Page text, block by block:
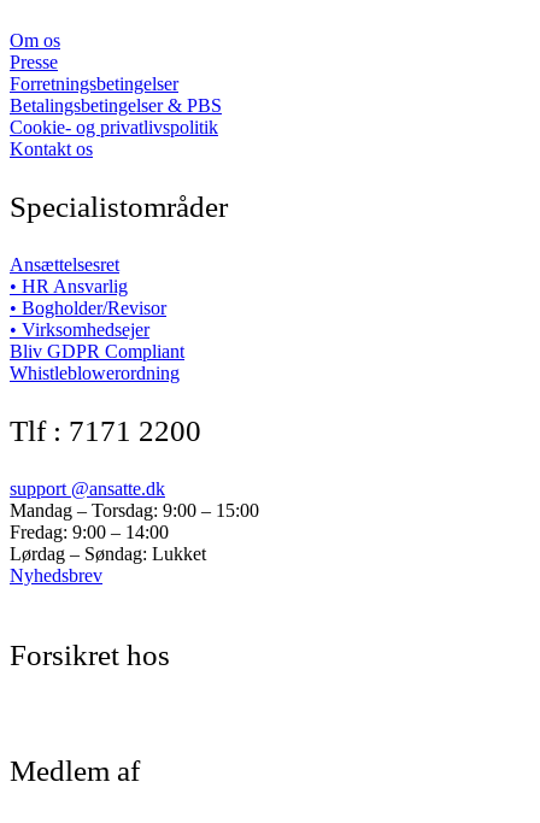
Om os
Presse
Forretningsbetingelser
Betalingsbetingelser & PBS
Cookie- og privatlivspolitik
Kontakt os
Specialistområder
Ansættelsesret
• HR Ansvarlig
• Bogholder/Revisor
• Virksomhedsejer
Bliv GDPR Compliant
Whistleblowerordning
Tlf : 7171 2200
support @ansatte.dk
Mandag – Torsdag: 9:00 – 15:00
Fredag: 9:00 – 14:00
Lørdag – Søndag: Lukket
Nyhedsbrev
Forsikret hos
Medlem af